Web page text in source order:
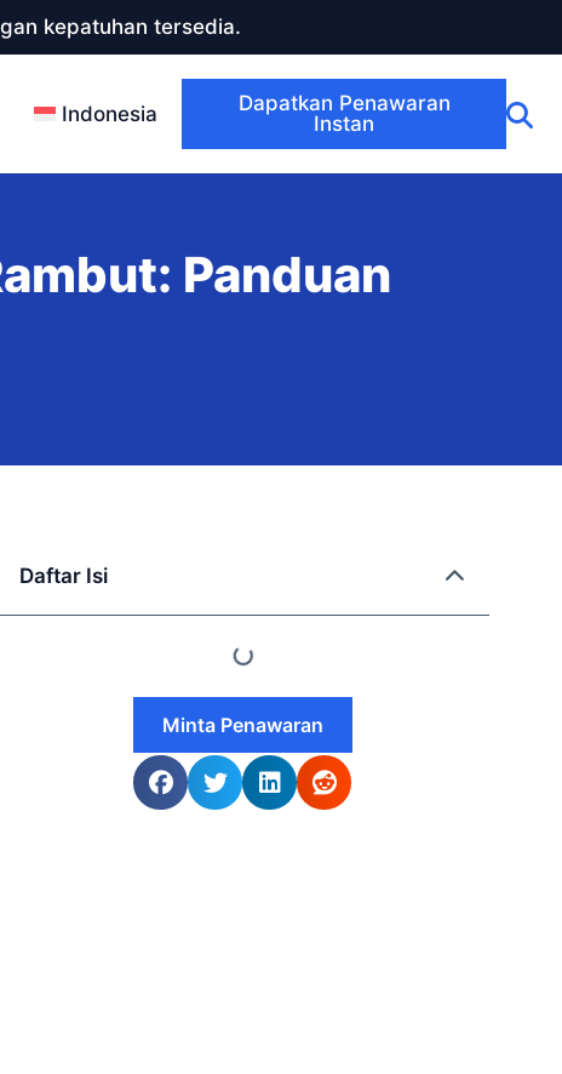
kepatuhan tersedia.
Indonesia
Dapatkan Penawaran
Instan
Panduan
Daftar Isi
Minta Penawaran